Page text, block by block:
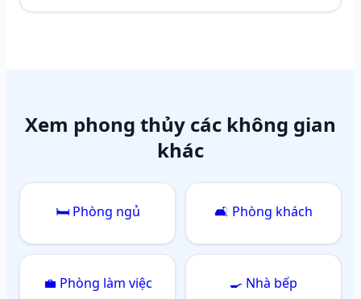
Xem phong thủy các không gian
khác
🛏️ Phòng ngủ 🛋️ Phòng khách
💼 Phòng làm việc 🍳 Nhà bếp